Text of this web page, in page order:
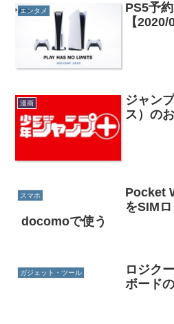
エンタメ
PS5予
【
漫画
ジャン
ス）の
スマホ
Pocket
をSIMロ
docomoで使う
ガジェット・ツール
ロジク
ボード